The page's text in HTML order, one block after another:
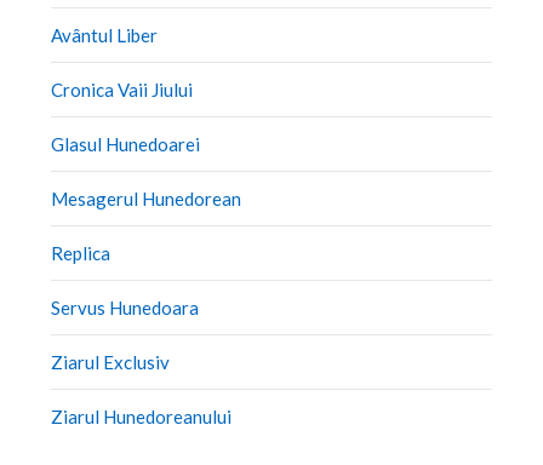
Avântul Liber
Cronica Vaii Jiului
Glasul Hunedoarei
Mesagerul Hunedorean
Replica
Servus Hunedoara
Ziarul Exclusiv
Ziarul Hunedoreanului